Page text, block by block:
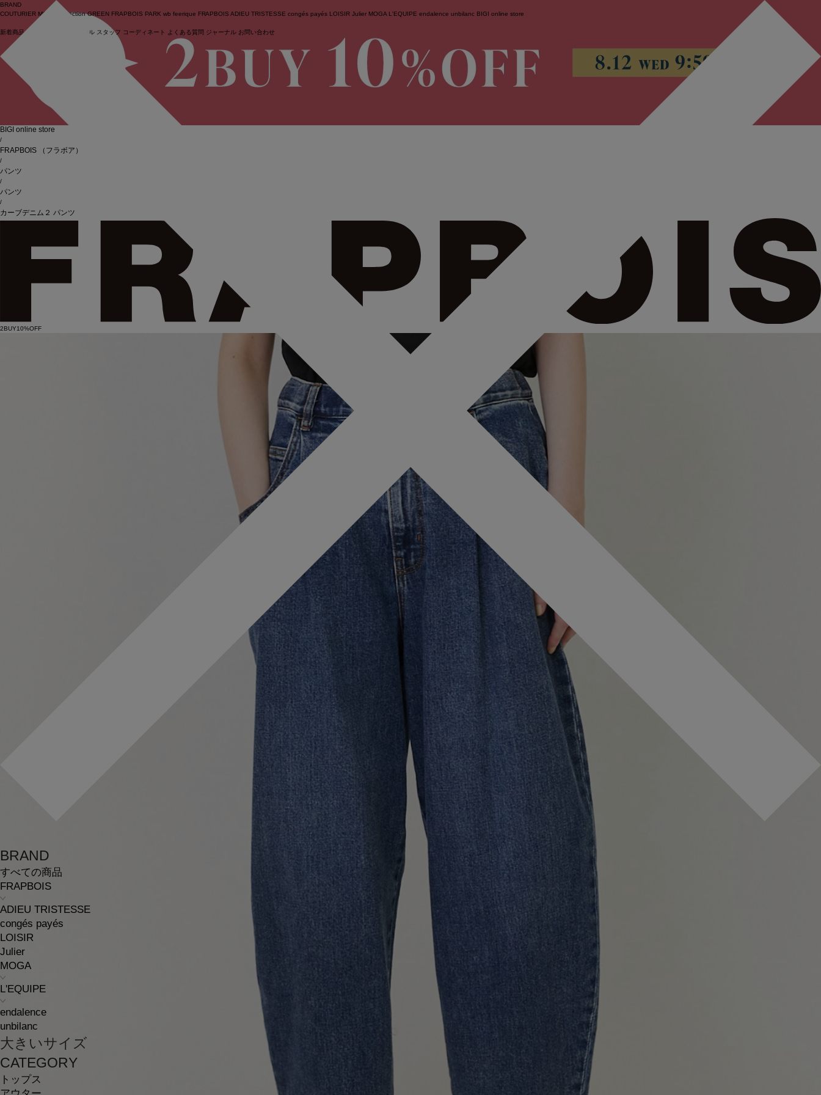
ログイン
BRAND
COUTURIER MOGA Collection GREEN FRAPBOIS PARK wb feerique FRAPBOIS ADIEU TRISTESSE congés payés LOISIR Julier MOGA L'EQUIPE endalence unbilanc BIGI online store
新着商品 (ライブ) セール スタッフ コーディネート よくある質問 ジャーナル お問い合わせ
BRAND
すべての商品
FRAPBOIS
ADIEU TRISTESSE
congés payés
LOISIR
Julier
MOGA
L'EQUIPE
endalence
unbilanc
大きいサイズ
CATEGORY
トップス
BIGI online store
/
FRAPBOIS （フラボア）
/
パンツ
/
パンツ
/
カーブデニム２ パンツ
2BUY10%OFF